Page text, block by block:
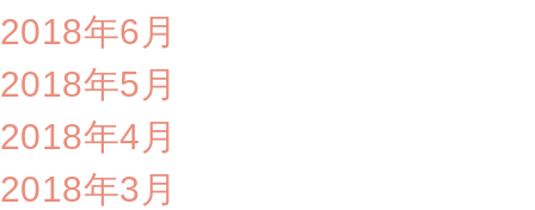
2018年6月
2018年5月
2018年4月
2018年3月